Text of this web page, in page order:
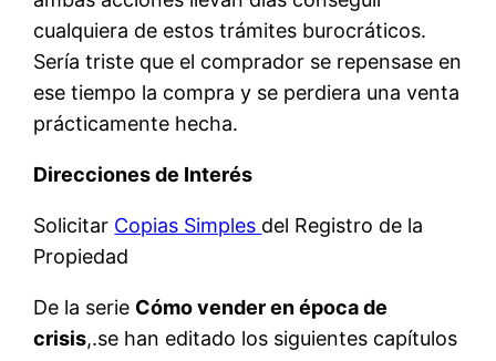
cualquiera de estos trámites burocráticos.
Sería triste que el comprador se repensase en
ese tiempo la compra y se perdiera una venta
prácticamente hecha.
Direcciones de Interés
Solicitar Copias Simples del Registro de la
Propiedad
De la serie Cómo vender en época de
crisis,.se han editado los siguientes capítulos